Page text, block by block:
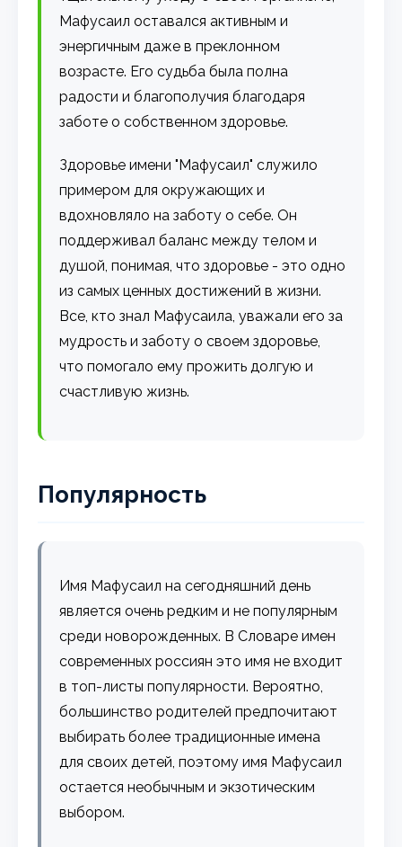
Мафусаил оставался активным и
энергичным даже в преклонном
возрасте. Его судьба была полна
радости и благополучия благодаря
заботе о собственном здоровье.
Здоровье имени "Мафусаил" служило
примером для окружающих и
вдохновляло на заботу о себе. Он
поддерживал баланс между телом и
душой, понимая, что здоровье - это одно
из самых ценных достижений в жизни.
Все, кто знал Мафусаила, уважали его за
мудрость и заботу о своем здоровье,
что помогало ему прожить долгую и
счастливую жизнь.
Популярность
Имя Мафусаил на сегодняшний день
является очень редким и не популярным
среди новорожденных. В Словаре имен
современных россиян это имя не входит
в топ-листы популярности. Вероятно,
большинство родителей предпочитают
выбирать более традиционные имена
для своих детей, поэтому имя Мафусаил
остается необычным и экзотическим
выбором.